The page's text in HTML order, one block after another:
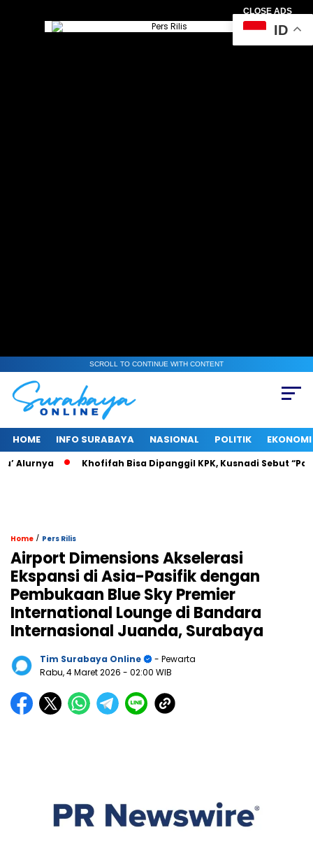
CLOSE ADS
SCROLL TO CONTINUE WITH CONTENT
HOME INFO SURABAYA NASIONAL POLITIK EKONOMI
Khofifah Bisa Dipanggil KPK, Kusnadi Sebut “Pasti
Home / Pers Rilis
Airport Dimensions Akselerasi
Ekspansi di Asia-Pasifik dengan
Pembukaan Blue Sky Premier
International Lounge di Bandara
Internasional Juanda, Surabaya
Tim Surabaya Online
- Pewarta
Rabu, 4 Maret 2026 - 02:00 WIB
ID